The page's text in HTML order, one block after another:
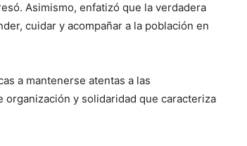
Asimismo, enfatizó que la verdadera
cuidar y acompañar a la población en
a mantenerse atentas a las
y solidaridad que caracteriza